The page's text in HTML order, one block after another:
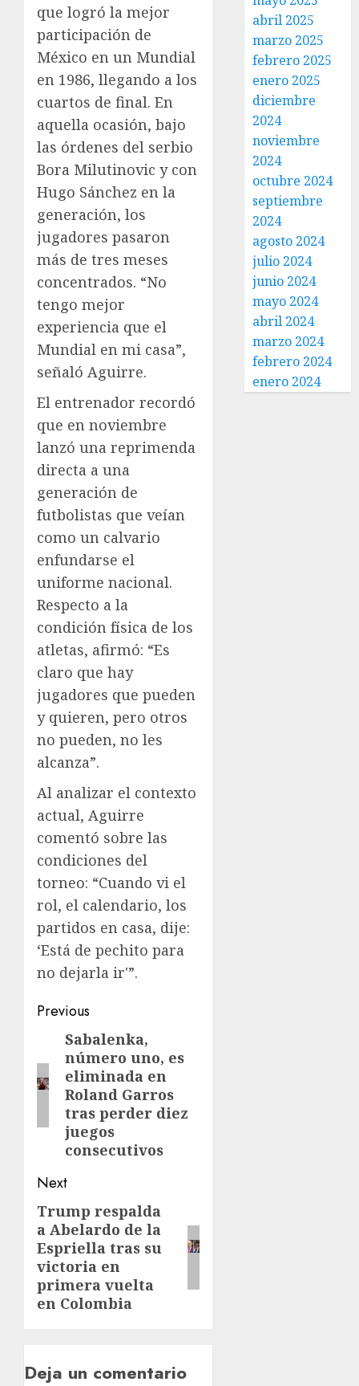
que logró la mejor
participación de
México en un Mundial
en 1986, llegando a los
cuartos de final. En
aquella ocasión, bajo
las órdenes del serbio
Bora Milutinovic y con
Hugo Sánchez en la
generación, los
jugadores pasaron
más de tres meses
concentrados. “No
tengo mejor
experiencia que el
Mundial en mi casa”,
señaló Aguirre.
El entrenador recordó
que en noviembre
lanzó una reprimenda
directa a una
generación de
futbolistas que veían
como un calvario
enfundarse el
uniforme nacional.
Respecto a la
condición física de los
atletas, afirmó: “Es
claro que hay
jugadores que pueden
y quieren, pero otros
no pueden, no les
alcanza”.
Al analizar el contexto
actual, Aguirre
comentó sobre las
condiciones del
torneo: “Cuando vi el
rol, el calendario, los
partidos en casa, dije:
‘Está de pechito para
no dejarla ir'”.
Previous
Sabalenka,
número uno, es
eliminada en
Roland Garros
tras perder diez
juegos
consecutivos
Next
Trump respalda
a Abelardo de la
Espriella tras su
victoria en
primera vuelta
en Colombia
Deja un comentario
abril 2025
marzo 2025
febrero 2025
enero 2025
diciembre
2024
noviembre
2024
octubre 2024
septiembre
2024
agosto 2024
julio 2024
junio 2024
mayo 2024
abril 2024
marzo 2024
febrero 2024
enero 2024